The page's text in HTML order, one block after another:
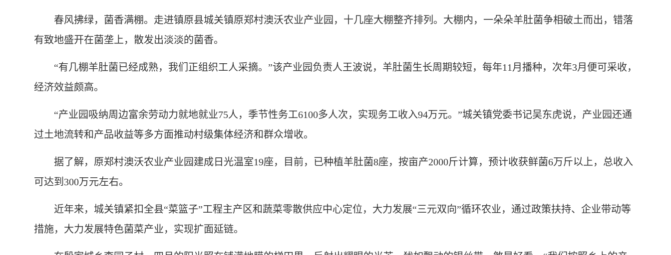
春风拂绿，菌香满棚。走进镇原县城关镇原郑村澳沃农业产业园，十几座大棚整齐排列。大棚内，一朵朵羊肚菌争相破土而出，错落
有致地盛开在菌垄上，散发出淡淡的菌香。
“有几棚羊肚菌已经成熟，我们正组织工人采摘。”该产业园负责人王波说，羊肚菌生长周期较短，每年11月播种，次年3月便可采收，
经济效益颇高。
“产业园吸纳周边富余劳动力就地就业75人，季节性务工6100多人次，实现务工收入94万元。”城关镇党委书记吴东虎说，产业园还通
过土地流转和产品收益等多方面推动村级集体经济和群众增收。
据了解，原郑村澳沃农业产业园建成日光温室19座，目前，已种植羊肚菌8座，按亩产2000斤计算，预计收获鲜菌6万斤以上，总收入
可达到300万元左右。
近年来，城关镇紧扣全县“菜篮子”工程主产区和蔬菜零散供应中心定位，大力发展“三元双向”循环农业，通过政策扶持、企业带动等
措施，大力发展特色菌菜产业，实现扩面延链。